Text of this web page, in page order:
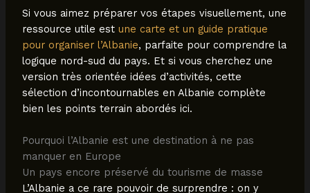
Si vous aimez préparer vos étapes visuellement, une
ressource utile est une carte et un guide pratique
pour organiser l’Albanie, parfaite pour comprendre la
logique nord-sud du pays. Et si vous cherchez une
version très orientée idées d’activités, cette
sélection d’incontournables en Albanie complète
bien les points terrain abordés ici.
Pourquoi l’Albanie est une destination à ne pas
manquer en Europe
Un pays encore préservé du tourisme de masse
L’Albanie a ce rare pouvoir de surprendre : on y